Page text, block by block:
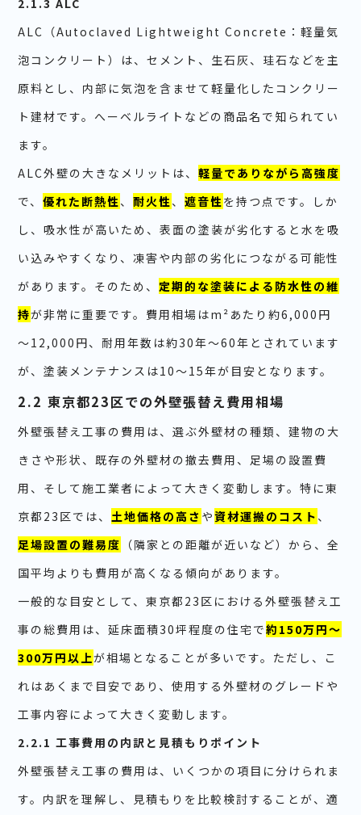
2.1.3 ALC
ALC（Autoclaved Lightweight Concrete：軽量気
泡コンクリート）は、セメント、生石灰、珪石などを主
原料とし、内部に気泡を含ませて軽量化したコンクリー
ト建材です。へーベルライトなどの商品名で知られてい
ます。
ALC外壁の大きなメリットは、軽量でありながら高強度
で、優れた断熱性、耐火性、遮音性を持つ点です。しか
し、吸水性が高いため、表面の塗装が劣化すると水を吸
い込みやすくなり、凍害や内部の劣化につながる可能性
があります。そのため、定期的な塗装による防水性の維
持が非常に重要です。費用相場はm²あたり約6,000円
～12,000円、耐用年数は約30年～60年とされています
が、塗装メンテナンスは10～15年が目安となります。
2.2 東京都23区での外壁張替え費用相場
外壁張替え工事の費用は、選ぶ外壁材の種類、建物の大
きさや形状、既存の外壁材の撤去費用、足場の設置費
用、そして施工業者によって大きく変動します。特に東
京都23区では、土地価格の高さ や資材運搬のコスト 、
足場設置の難易度 （隣家との距離が近いなど）から、全
国平均よりも費用が高くなる傾向があります。
一般的な目安として、東京都23区における外壁張替え工
事の総費用は、延床面積30坪程度の住宅で約150万円～
300万円以上が相場となることが多いです。ただし、こ
れはあくまで目安であり、使用する外壁材のグレードや
工事内容によって大きく変動します。
2.2.1 工事費用の内訳と見積もりポイント
外壁張替え工事の費用は、いくつかの項目に分けられま
す。内訳を理解し、見積もりを比較検討することが、適